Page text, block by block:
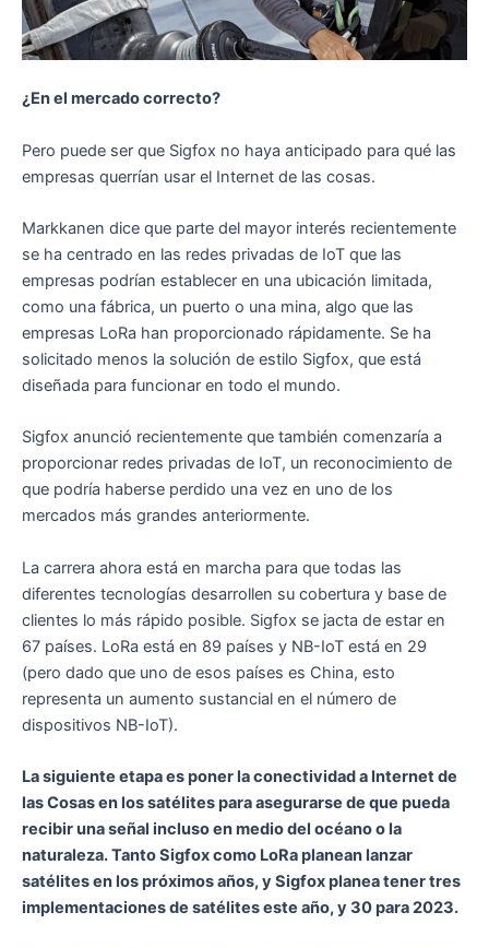
¿En el mercado correcto?
Pero puede ser que Sigfox no haya anticipado para qué las
empresas querrían usar el Internet de las cosas.
Markkanen dice que parte del mayor interés recientemente
se ha centrado en las redes privadas de IoT que las
empresas podrían establecer en una ubicación limitada,
como una fábrica, un puerto o una mina, algo que las
empresas LoRa han proporcionado rápidamente. Se ha
solicitado menos la solución de estilo Sigfox, que está
diseñada para funcionar en todo el mundo.
Sigfox anunció recientemente que también comenzaría a
proporcionar redes privadas de IoT, un reconocimiento de
que podría haberse perdido una vez en uno de los
mercados más grandes anteriormente.
La carrera ahora está en marcha para que todas las
diferentes tecnologías desarrollen su cobertura y base de
clientes lo más rápido posible. Sigfox se jacta de estar en
67 países. LoRa está en 89 países y NB-IoT está en 29
(pero dado que uno de esos países es China, esto
representa un aumento sustancial en el número de
dispositivos NB-IoT).
La siguiente etapa es poner la conectividad a Internet de
las Cosas en los satélites para asegurarse de que pueda
recibir una señal incluso en medio del océano o la
naturaleza. Tanto Sigfox como LoRa planean lanzar
satélites en los próximos años, y Sigfox planea tener tres
implementaciones de satélites este año, y 30 para 2023.